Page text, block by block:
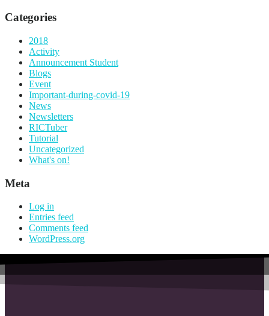
Categories
2018
Activity
Announcement Student
Blogs
Event
Important-during-covid-19
News
Newsletters
RICTuber
Tutorial
Uncategorized
What's on!
Meta
Log in
Entries feed
Comments feed
WordPress.org